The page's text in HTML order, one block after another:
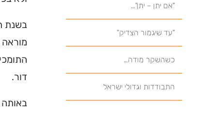
"אם יתן – יתן"…
"עד שיגמור הצדיק"
כשהשקר מודה…
התבודדות וגדולי ישראל
בשנת
דור.
באותה